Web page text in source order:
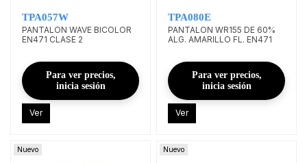
TPA057W
PANTALON WAVE BICOLOR
EN471 CLASE 2
Para ver precios,
inicia sesión
Ver
TPA080E
PANTALON WR155 DE 60%
ALG. AMARILLO FL. EN471
Para ver precios,
inicia sesión
Ver
Nuevo Nuevo